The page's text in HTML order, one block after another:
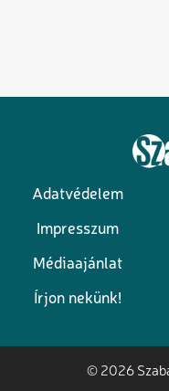
Lábléc
Adatvédelem
Impresszum
Médiaajánlat
Írjon nekünk!
© 2026